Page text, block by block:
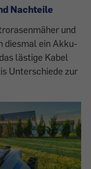
Nachteile
und
diesmal ein Akku-
lästige Kabel
Unterschiede zur